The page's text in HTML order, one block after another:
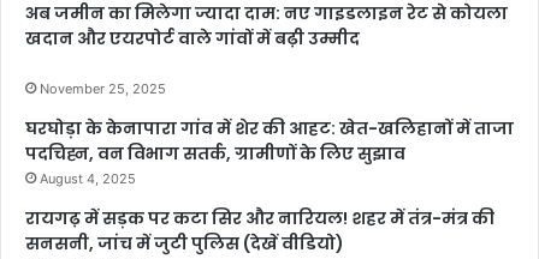
अब जमीन का मिलेगा ज्यादा दाम: नए गाइडलाइन रेट से कोयला
खदान और एयरपोर्ट वाले गांवों में बढ़ी उम्मीद
November 25, 2025
घरघोड़ा के केनापारा गांव में शेर की आहट: खेत-खलिहानों में ताजा
पदचिह्न, वन विभाग सतर्क, ग्रामीणों के लिए सुझाव
August 4, 2025
रायगढ़ में सड़क पर कटा सिर और नारियल! शहर में तंत्र-मंत्र की
सनसनी, जांच में जुटी पुलिस (देखें वीडियो)